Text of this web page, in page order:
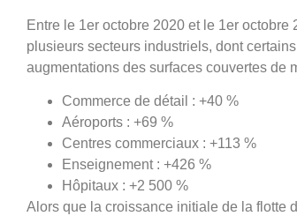
Entre le 1er octobre 2020 et le 1er
plusieurs secteurs industriels, dont
augmentations des surfaces couvertes de
Commerce de détail : +40 %
Aéroports : +69 %
Centres commerciaux : +113 %
Enseignement : +426 %
Hôpitaux : +2 500 %
Alors que la croissance initiale de la flotte